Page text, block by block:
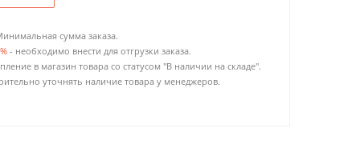
сумма заказа.
- необходимо внести для отгрузки заказа.
в магазин товара со статусом "В наличии на складе".
уточнять наличие товара у менеджеров.